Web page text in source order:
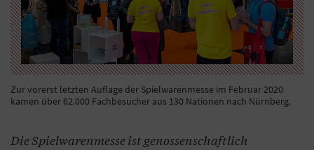
Zur vorerst letzten Auflage der Spielwarenmesse im Februar 2020
kamen über 62.000 Fachbesucher aus 130 Nationen nach Nürnberg.
Die Spielwarenmesse ist genossenschaftlich